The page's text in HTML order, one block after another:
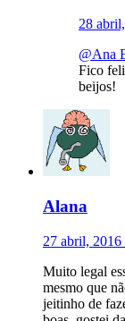
28
@Ana
Fico
beijos!
Alana
27 abril, 2016
Muito legal
mesmo que
jeitinho de